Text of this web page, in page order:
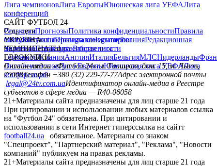
Лига чемпионовЛига ЕвропыЮношеская лига УЕФАЛига
конференций
САЙТ ФУТБОЛ 24
РедакцияПрогнозыПолитика конфиденциальностиПравила
сайтуКонтактыПравила комментированияРедакционная
политикаСтруктура собственности
Соц. сети
facebookxyoutubeinstagramtelegramviber
УКРАИНА
УкраинаПервая лигаВторая лига
ЧЕМПИОНАТЫ
ГерманияИспанияАнглияИталияБельгияМЛСНидерланды
ЕВРОКУБКИ
Лига чемпионовЛига ЕвропыЮношеская лига УЕФАЛига
конференций
Онлайн-медиа «Футбол 24»пл. Галицкая, дом. 15, м. Львов,
79008Телефон +380 (32) 229-77-77Адрес электронной почты
legal@24tv.com.uaИдентификатор онлайн-медиа в Реестре
субъектов в сфере медиа — R40-06058
21+Материалы сайта предназначены для лиц старше 21 года
При цитировании и использовании любых материалов ссылка
на "Футбол 24" обязательна. При цитировании и
использовании в сети Интернет гиперссылка на сайтт
football24.ua
обязательное. Материалы со знаком
"Спецпроект", "Партнерский материал", "Реклама", "Новости
компаний" публикуем на правах рекламы.
21+Материалы сайта предназначены для лиц старше 21 года